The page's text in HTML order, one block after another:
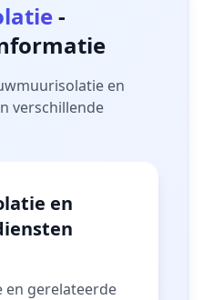
-
en
verschillende
en
gerelateerde